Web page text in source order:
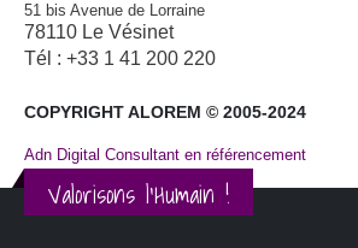
51 bis Avenue de Lorraine
78110 Le Vésinet
Tél : +33 1 41 200 220
COPYRIGHT ALOREM © 2005-2024
Adn Digital Consultant en référencement
Valorisons l'Humain !